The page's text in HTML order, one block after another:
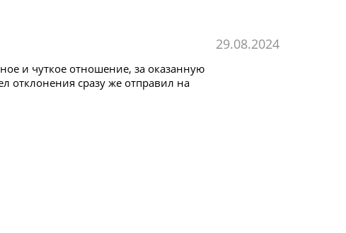
29.08.2024
и чуткое отношение, за оказанную
отклонения сразу же отправил на